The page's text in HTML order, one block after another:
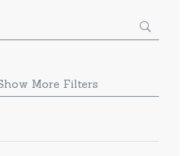
More Filters